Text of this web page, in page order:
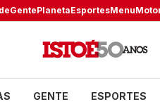
GentePlanetaEsportesMenu
GENTE ESPORTES